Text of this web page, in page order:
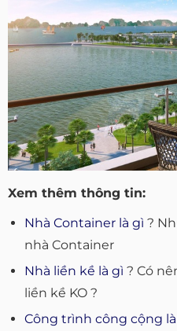
Xem thêm thông tin:
Nhà Container là gì ?
nhà Container
Nhà liền kề là gì ? Có
liền kề KO ?
Công trình công cộng